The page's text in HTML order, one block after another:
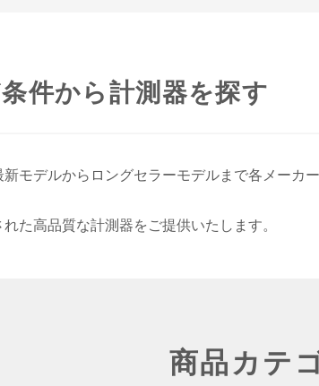
件から計測器を探す
モデルからロングセラーモデルまで各メーカ
た高品質な計測器をご提供いたします。
商品カテ